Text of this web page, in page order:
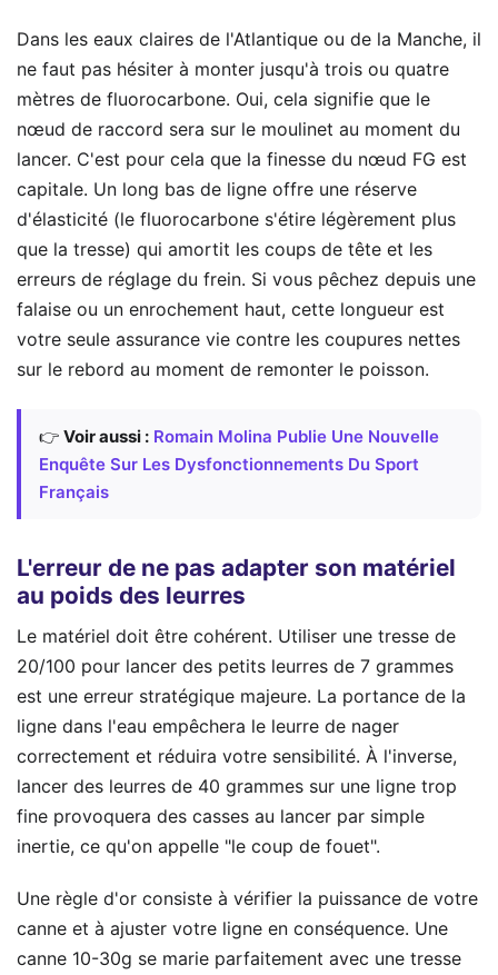
Dans les eaux claires de l'Atlantique ou de la Manche, il
ne faut pas hésiter à monter jusqu'à trois ou quatre
mètres de fluorocarbone. Oui, cela signifie que le
nœud de raccord sera sur le moulinet au moment du
lancer. C'est pour cela que la finesse du nœud FG est
capitale. Un long bas de ligne offre une réserve
d'élasticité (le fluorocarbone s'étire légèrement plus
que la tresse) qui amortit les coups de tête et les
erreurs de réglage du frein. Si vous pêchez depuis une
falaise ou un enrochement haut, cette longueur est
votre seule assurance vie contre les coupures nettes
sur le rebord au moment de remonter le poisson.
👉 Voir aussi : Romain Molina Publie Une Nouvelle
Enquête Sur Les Dysfonctionnements Du Sport
Français
L'erreur de ne pas adapter son matériel
au poids des leurres
Le matériel doit être cohérent. Utiliser une tresse de
20/100 pour lancer des petits leurres de 7 grammes
est une erreur stratégique majeure. La portance de la
ligne dans l'eau empêchera le leurre de nager
correctement et réduira votre sensibilité. À l'inverse,
lancer des leurres de 40 grammes sur une ligne trop
fine provoquera des casses au lancer par simple
inertie, ce qu'on appelle "le coup de fouet".
Une règle d'or consiste à vérifier la puissance de votre
canne et à ajuster votre ligne en conséquence. Une
canne 10-30g se marie parfaitement avec une tresse